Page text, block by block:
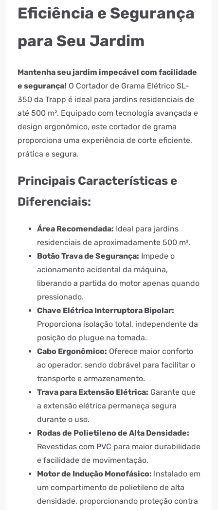
Eficiência e Segurança
para Seu Jardim
Mantenha seu jardim impecável com facilidade
e segurança! O Cortador de Grama Elétrico SL-
350 da Trapp é ideal para jardins residenciais de
até 500 m². Equipado com tecnologia avançada e
design ergonômico, este cortador de grama
proporciona uma experiência de corte eficiente,
prática e segura.
Principais Características e
Diferenciais:
Área Recomendada: Ideal para jardins
residenciais de aproximadamente 500 m².
Botão Trava de Segurança: Impede o
acionamento acidental da máquina,
liberando a partida do motor apenas quando
pressionado.
Chave Elétrica Interruptora Bipolar:
Proporciona isolação total, independente da
posição do plugue na tomada.
Cabo Ergonômico: Oferece maior conforto
ao operador, sendo dobrável para facilitar o
transporte e armazenamento.
Trava para Extensão Elétrica: Garante que
a extensão elétrica permaneça segura
durante o uso.
Rodas de Polietileno de Alta Densidade:
Revestidas com PVC para maior durabilidade
e facilidade de movimentação.
Motor de Indução Monofásico: Instalado em
um compartimento de polietileno de alta
densidade, proporcionando proteção contra